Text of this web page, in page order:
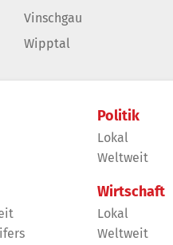
Vinschgau
Wipptal
Politik
Lokal
Weltweit
Wirtschaft
Lokal
Weltweit